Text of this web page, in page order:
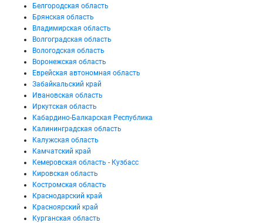
Белгородская область
Брянская область
Владимирская область
Волгоградская область
Вологодская область
Воронежская область
Еврейская автономная область
Забайкальский край
Ивановская область
Иркутская область
Кабардино-Балкарская Республика
Калининградская область
Калужская область
Камчатский край
Кемеровская область - Кузбасс
Кировская область
Костромская область
Краснодарский край
Красноярский край
Курганская область